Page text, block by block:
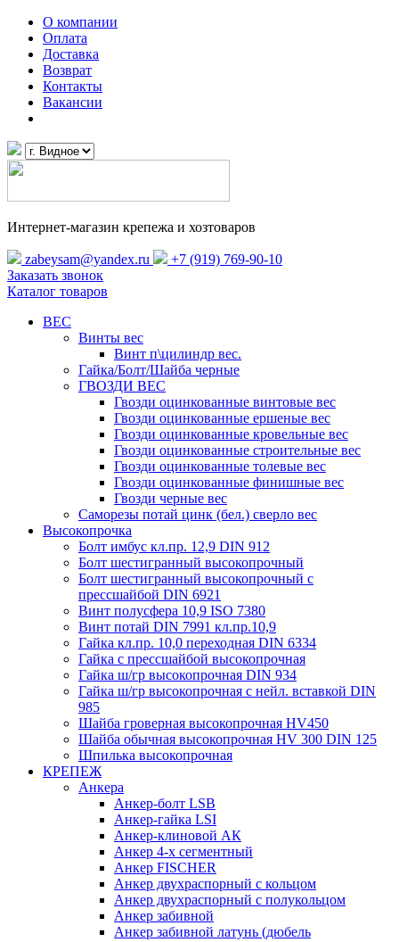
О компании
Оплата
Доставка
Возврат
Контакты
Вакансии
Интернет-магазин крепежа и хозтоваров
zabeysam@yandex.ru
+7 (919) 769-90-10
Заказать звонок
Каталог товаров
ВЕС
Винты вес
Винт п\цилиндр вес.
Гайка/Болт/Шайба черные
ГВОЗДИ ВЕС
Гвозди оцинкованные винтовые вес
Гвозди оцинкованные ершеные вес
Гвозди оцинкованные кровельные вес
Гвозди оцинкованные строительные вес
Гвозди оцинкованные толевые вес
Гвозди оцинкованные финишные вес
Гвозди черные вес
Саморезы потай цинк (бел.) сверло вес
Высокопрочка
Болт имбус кл.пр. 12,9 DIN 912
Болт шестигранный высокопрочный
Болт шестигранный высокопрочный с
прессшайбой DIN 6921
Винт полусфера 10,9 ISO 7380
Винт потай DIN 7991 кл.пр.10,9
Гайка кл.пр. 10,0 переходная DIN 6334
Гайка с прессшайбой высокопрочная
Гайка ш/гр высокопрочная DIN 934
Гайка ш/гр высокопрочная с нейл. вставкой DIN
985
Шайба гроверная высокопрочная HV450
Шайба обычная высокопрочная HV 300 DIN 125
Шпилька высокопрочная
КРЕПЕЖ
Анкера
Анкер-болт LSB
Анкер-гайка LSI
Анкер-клиновой АК
Анкер 4-х сегментный
Анкер FISCHER
Анкер двухраспорный с кольцом
Анкер двухраспорный с полукольцом
Анкер забивной
Анкер забивной латунь (дюбель